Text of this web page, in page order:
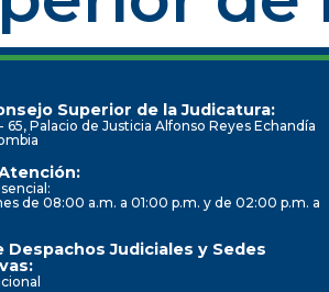
Superior de la Judicatura:
65, Palacio de Justicia Alfonso Reyes Echandía
de 08:00 a.m. a 01:00 p.m. y de 02:00 p.m. a
Despachos Judiciales y Sedes